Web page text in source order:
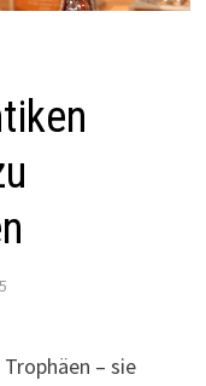
– sie